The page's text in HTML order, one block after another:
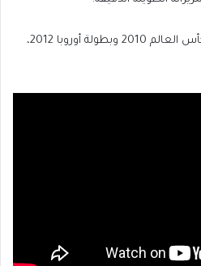
خلال مسيرته حقق بوسكيتس كأس العالم 2010 وبطولة أوروبا 2012،